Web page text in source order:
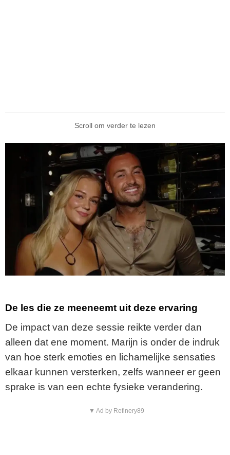
Scroll om verder te lezen
De les die ze meeneemt uit deze ervaring
De impact van deze sessie reikte verder dan
alleen dat ene moment. Marijn is onder de indruk
van hoe sterk emoties en lichamelijke sensaties
elkaar kunnen versterken, zelfs wanneer er geen
sprake is van een echte fysieke verandering.
▼ Ad by Refinery89